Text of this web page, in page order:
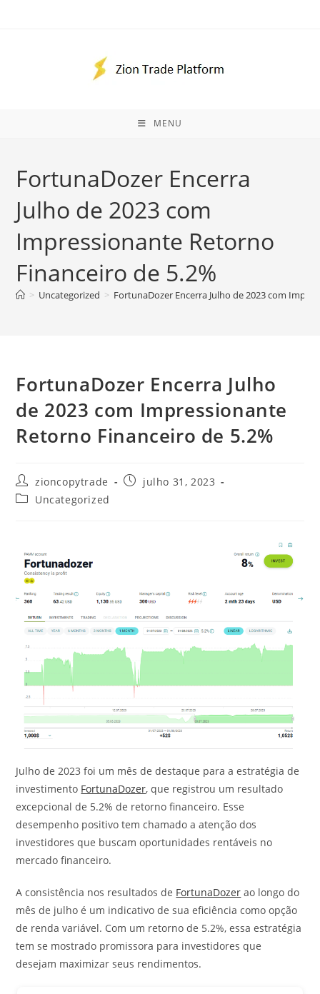
MENU
FortunaDozer Encerra
Julho de 2023 com
Impressionante Retorno
Financeiro de 5.2%
> Uncategorized > FortunaDozer Encerra Julho de 2023 com
FortunaDozer Encerra Julho
de 2023 com Impressionante
Retorno Financeiro de 5.2%
Autor
do
post:
zioncopytrade
Postjulho 31, 2023
Categoria
Uncategorized
Julho de 2023 foi um mês de destaque para a estratégia de
investimento FortunaDozer, que registrou um resultado
excepcional de 5.2% de retorno financeiro. Esse
desempenho positivo tem chamado a atenção dos
investidores que buscam oportunidades rentáveis no
mercado financeiro.
A consistência nos resultados de FortunaDozer ao longo do
mês de julho é um indicativo de sua eficiência como opção
de renda variável. Com um retorno de 5.2%, essa estratégia
tem se mostrado promissora para investidores que
desejam maximizar seus rendimentos.